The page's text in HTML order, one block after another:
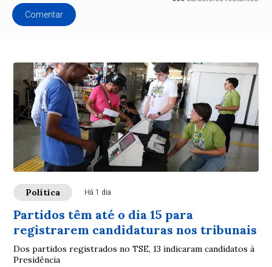
Comentar
Política Há 1 dia
Partidos têm até o dia 15 para
registrarem candidaturas nos tribunais
Dos partidos registrados no TSE, 13 indicaram candidatos à
Presidência